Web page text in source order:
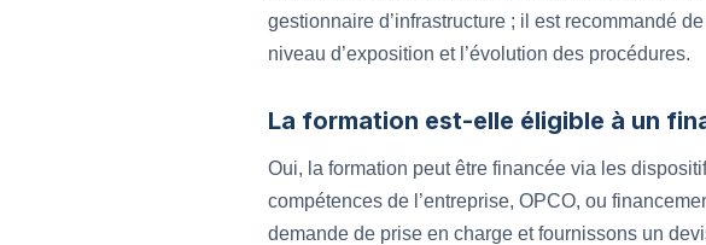
gestionnaire d’infrastructure ; il est recommandé
niveau d’exposition et l’évolution des procédures.
La formation est-elle éligible à un
Oui, la formation peut être financée via les
compétences de l’entreprise, OPCO, ou
demande de prise en charge et fournissons un